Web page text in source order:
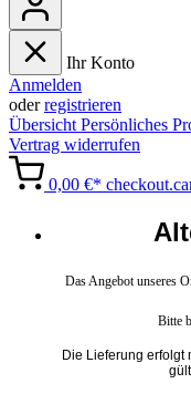
Ihr Konto
Anmelden
oderregistrieren
Übersicht Persönliches
Vertrag widerrufen
0,00 €*
Das Angebot unseres
Bitte
Die Lieferung erfolgt